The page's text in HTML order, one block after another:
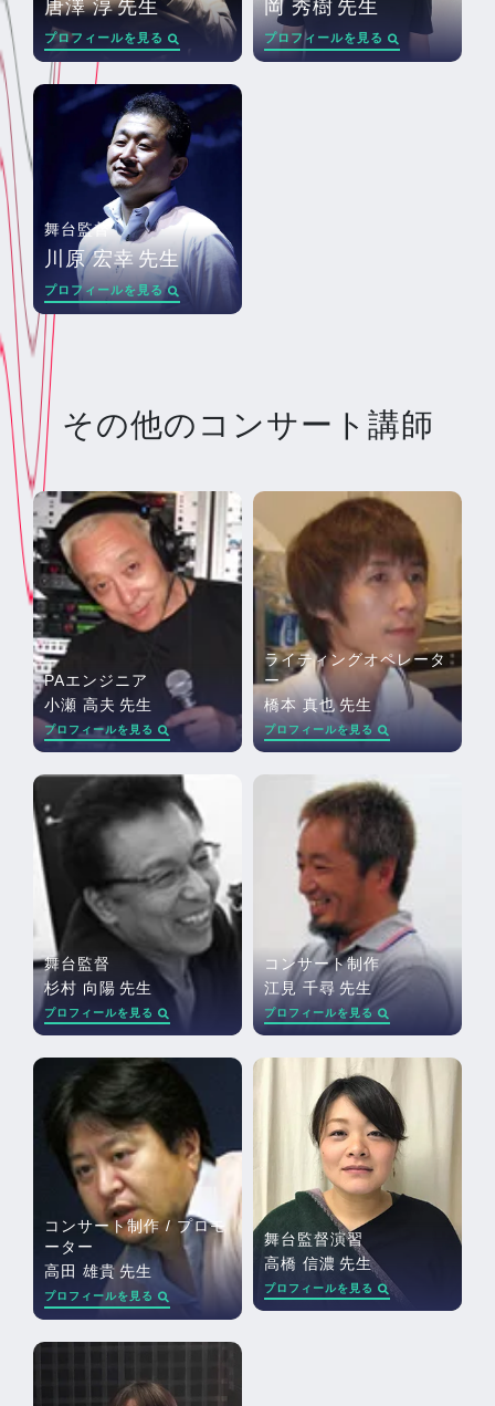
唐澤 淳先生
プロフィールを見る
岡 秀樹 先生
プロフィールを見る
舞台監督
川原 宏幸先生
プロフィールを見る
その他のコンサート講師
PAエンジニア
小瀬 高夫 先生
プロフィールを見る
ライティングオペレータ
ー
橋本 真也 先生
プロフィールを見る
舞台監督
杉村 向陽 先生
プロフィールを見る
コンサート制作
江見 千尋 先生
プロフィールを見る
コンサート制作 / プロモ
ーター
高田 雄貴 先生
プロフィールを見る
舞台監督演習
高橋 信濃 先生
プロフィールを見る